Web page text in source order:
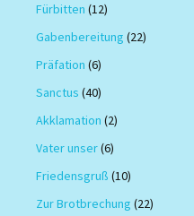
Fürbitten (12)
Gabenbereitung (22)
Präfation (6)
Sanctus (40)
Akklamation (2)
Vater unser(6)
Friedensgruß (10)
Zur Brotbrechung (22)